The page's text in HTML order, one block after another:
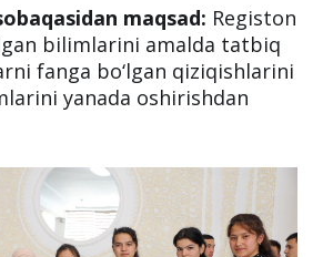
maqsad: Registon
bilimlarini amalda tatbiq
fanga bo‘lgan qiziqishlarini
yanada oshirishdan